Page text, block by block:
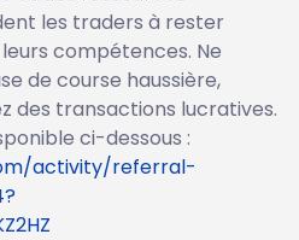
les traders à rester
compétences. Ne
de course haussière,
des transactions lucratives.
ci-dessous :
activity/referral-